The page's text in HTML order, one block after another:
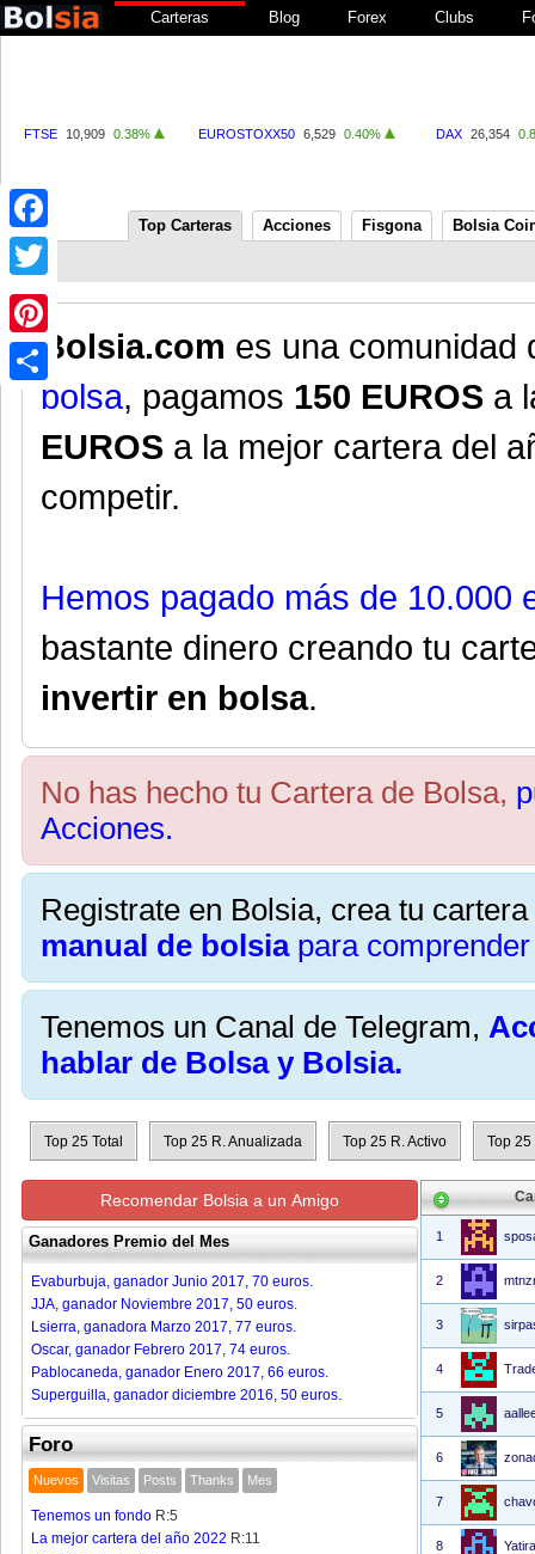
Carteras Blog Forex Clubs
FTSE 10,909 0.38% EUROSTOXX50 6,529 0.40% DAX 26,354
Top Carteras Acciones Fisgona Bolsia
Bolsia.com es una
bolsa, pagamos 150 EUROS a
EUROS a la mejor cartera del
competir.
Hemos pagado más de 10.000
bastante dinero creando tu
invertir en bolsa.
No has hecho tu Cartera de Bolsa,
Acciones.
Registrate en Bolsia, crea tu
manual de bolsiapara
Tenemos un Canal de Telegram,
hablar de Bolsa y Bolsia.
Top 25 Total Top 25 R. Anualizada Top 25 R. Activo Top
Recomendar Bolsia a un Amigo
Ganadores Premio del Mes
Evaburbuja, ganador Junio 2017, 70 euros.
JJA, ganador Noviembre 2017, 50 euros.
Lsierra, ganadora Marzo 2017, 77 euros.
Oscar, ganador Febrero 2017, 74 euros.
Pablocaneda, ganador Enero 2017, 66 euros.
Superguilla, ganador diciembre 2016, 50 euros.
Foro
Nuevos Visitas Posts Thanks Mes
Tenemos un fondo R:5
La mejor cartera del año 2022 R:11
1
2
3
4
5
6
7
8
Facebook
Twitter
Pinterest